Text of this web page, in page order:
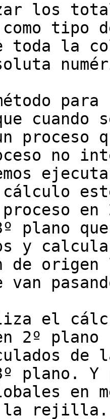
los
tipo
toda la
no
en
plano
y
de
el
2º
de
plano. Y
en